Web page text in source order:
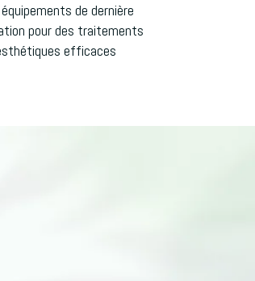
de dernière
pour des traitements
efficaces